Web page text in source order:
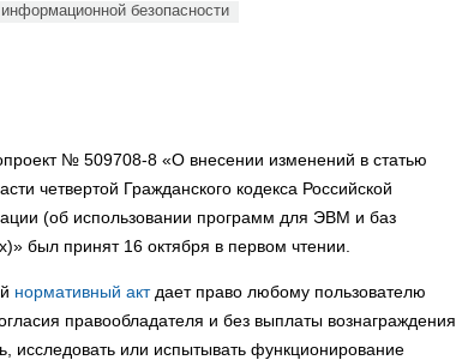
безопасности
№ 509708-8 «О внесении изменений в статью
четвертой Гражданского кодекса Российской
(об использовании программ для ЭВМ и баз
был принят 16 октября в первом чтении.
нормативный актдает право любому пользователю
правообладателя и без выплаты вознаграждения
исследовать или испытывать функционирование